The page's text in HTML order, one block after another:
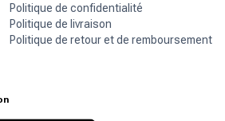
Politique de confidentialité
Politique de livraison
Politique de retour et de remboursement